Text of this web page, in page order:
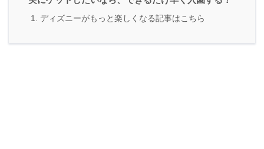
ディズニーがもっと楽しくなる記事はこちら